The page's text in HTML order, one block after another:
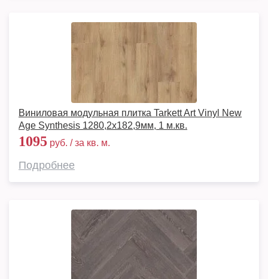
Виниловая модульная плитка Tarkett Art Vinyl New
Age Synthesis 1280,2х182,9мм, 1 м.кв.
1095 руб. / за кв. м.
Подробнее